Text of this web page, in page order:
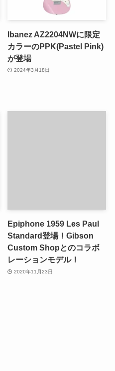
Ibanez AZ2204NWに限定
カラーのPPK(Pastel Pink)
が登場
2024年3月18日
Epiphone 1959 Les Paul
Standard登場！Gibson
Custom Shopとのコラボ
レーションモデル！
2020年11月23日